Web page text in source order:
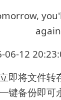
again
06-12
即将文件转
键备份即可